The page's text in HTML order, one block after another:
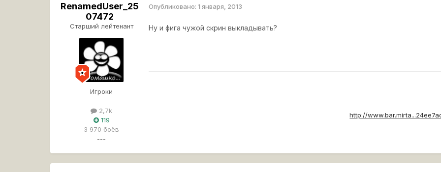
RenamedUser_25
07472
Старший лейтенант
Игроки
2,7k
119
3 970 боёв
---
Опубликовано:1 января, 2013
Ну и фига чужой скрин выкладывать?
____________________________________________________________________http://